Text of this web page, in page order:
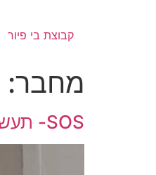
קבוצת בי פיור
מחבר:
SOS- תעשיות אנרגיה מחליפה ארובה בבסיס צבאי